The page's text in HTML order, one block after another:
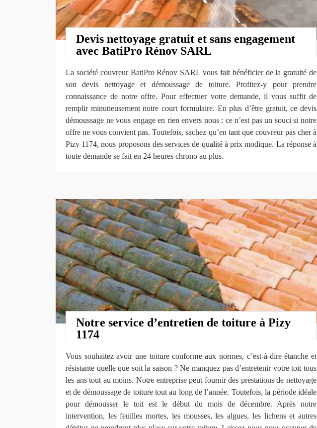
Devis nettoyage gratuit et sans engagement
avec BatiPro Rénov SARL
La société couvreur BatiPro Rénov SARL vous fait bénéficier de la gratuité de
son devis nettoyage et démoussage de toiture. Profitez-y pour prendre
connaissance de notre offre. Pour effectuer votre demande, il vous suffit de
remplir minutieusement notre court formulaire. En plus d’être gratuit, ce devis
démoussage ne vous engage en rien envers nous : ce n’est pas un souci si notre
offre ne vous convient pas. Toutefois, sachez qu’en tant que couvreur pas cher à
Pizy 1174, nous proposons des services de qualité à prix modique. La réponse à
toute demande se fait en 24 heures chrono au plus.
Notre service d’entretien de toiture à Pizy
1174
Vous souhaitez avoir une toiture conforme aux normes, c’est-à-dire étanche et
résistante quelle que soit la saison ? Ne manquez pas d’entretenir votre toit tous
les ans tout au moins. Notre entreprise peut fournir des prestations de nettoyage
et de démoussage de toiture tout au long de l’année. Toutefois, la période idéale
pour démousser le toit est le début du mois de décembre. Après notre
intervention, les feuilles mortes, les mousses, les algues, les lichens et autres